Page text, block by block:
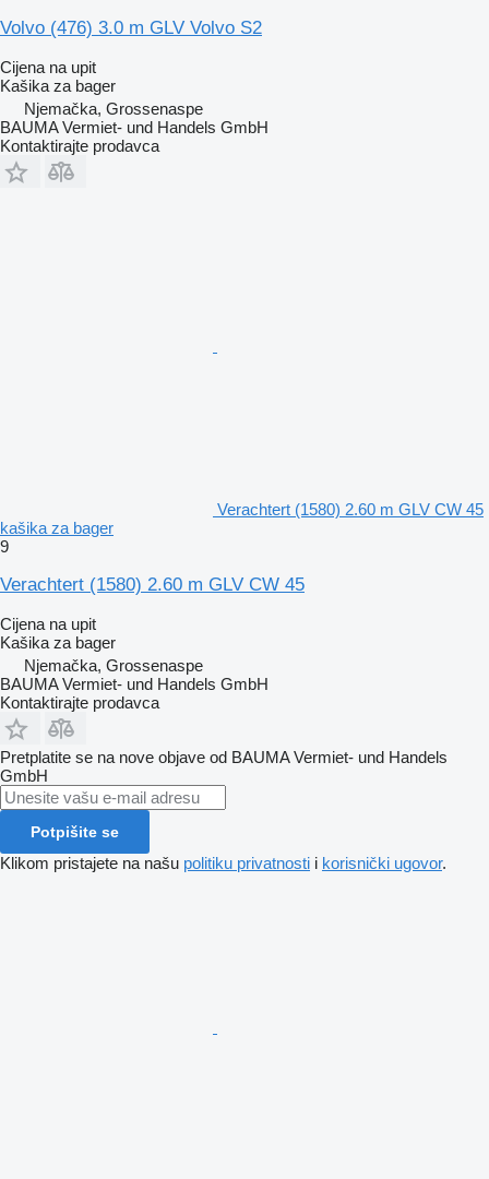
Volvo (476) 3.0 m GLV Volvo S2
Cijena na upit
Kašika za bager
Njemačka, Grossenaspe
BAUMA Vermiet- und Handels GmbH
Kontaktirajte prodavca
Verachtert (1580) 2.60 m GLV CW 45
kašika za bager
9
Verachtert (1580) 2.60 m GLV CW 45
Cijena na upit
Kašika za bager
Njemačka, Grossenaspe
BAUMA Vermiet- und Handels GmbH
Kontaktirajte prodavca
Pretplatite se na nove objave od BAUMA Vermiet- und Handels
GmbH
Potpišite se
Klikom pristajete na našu politiku privatnosti i korisnički ugovor.